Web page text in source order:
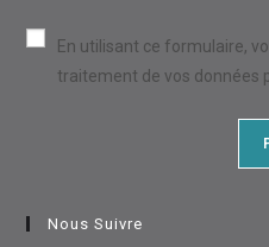
En utilisant ce formulaire,
traitement de vos données
Nous Suivre